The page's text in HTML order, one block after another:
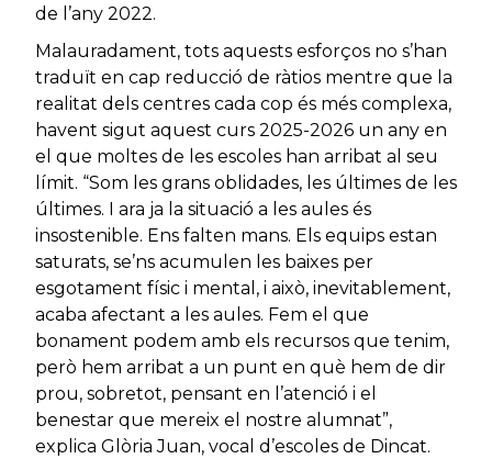
de l’any 2022.
Malauradament, tots aquests esforços no s’han
traduït en cap reducció de ràtios mentre que la
realitat dels centres cada cop és més complexa,
havent sigut aquest curs 2025-2026 un any en
el que moltes de les escoles han arribat al seu
límit. “Som les grans oblidades, les últimes de les
últimes. I ara ja la situació a les aules és
insostenible. Ens falten mans. Els equips estan
saturats, se’ns acumulen les baixes per
esgotament físic i mental, i això, inevitablement,
acaba afectant a les aules. Fem el que
bonament podem amb els recursos que tenim,
però hem arribat a un punt en què hem de dir
prou, sobretot, pensant en l’atenció i el
benestar que mereix el nostre alumnat”,
explica Glòria Juan, vocal d’escoles de Dincat.